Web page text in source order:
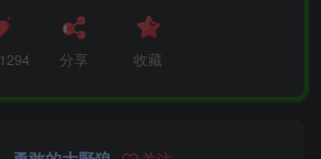
1294 分享 收藏